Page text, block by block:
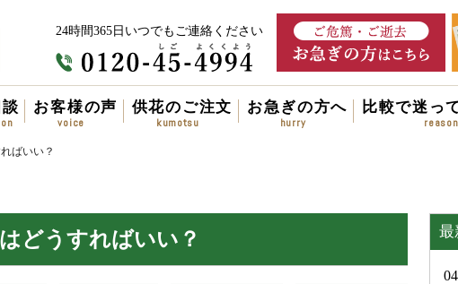
24時間365日いつでもご連絡ください
お客様の声 供花のご注文 お急ぎの方へ 比較で迷っ
ばいい？
どうすればいい？ 最